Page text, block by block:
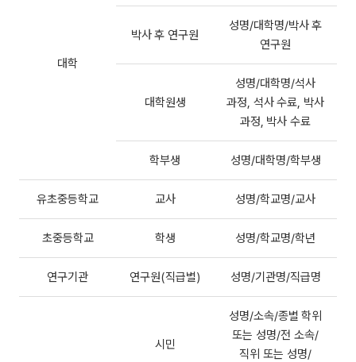
대학
박사 후 연구원
성명/대학명/박사 후
연구원
대학원생
성명/대학명/석사
과정, 석사 수료, 박사
과정, 박사 수료
학부생 성명/대학명/학부생
유초중등학교 교사 성명/학교명/교사
초중등학교 학생 성명/학교명/학년
연구기관 연구원(직급별) 성명/기관명/직급명
시민
성명/소속/종별 학위
또는 성명/전 소속/
직위 또는 성명/